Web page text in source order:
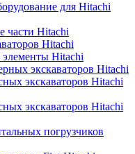
для Hitachi
части Hitachi
Hitachi
Hitachi
экскаваторов Hitachi
экскаваторов Hitachi
экскаваторов Hitachi
погрузчиков